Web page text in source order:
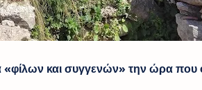
«φίλων και συγγενών» την ώρα που